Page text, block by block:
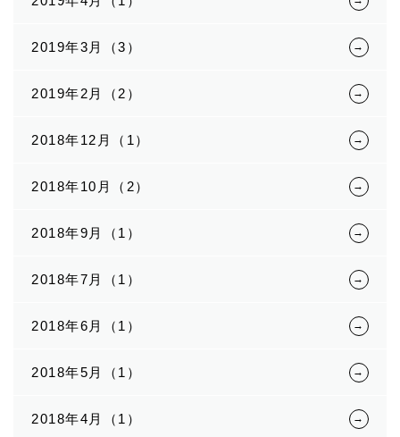
2019年3月（3）
2019年2月（2）
2018年12月（1）
2018年10月（2）
2018年9月（1）
2018年7月（1）
2018年6月（1）
2018年5月（1）
2018年4月（1）